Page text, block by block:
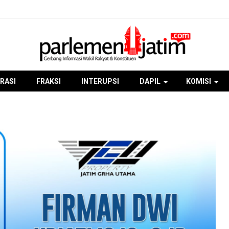
FRAKSI INTERUPSI DAPIL KOMISI